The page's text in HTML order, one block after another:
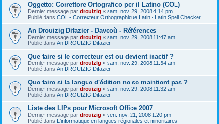
Oggetto: Correttore Ortografico per il Latino (COL)
Dernier message par drouizig « sam. nov. 29, 2008 4:14 pm
Publié dans COL - Correcteur Orthographique Latin - Latin Spell Checker
An Drouizig Difazier - Daveoù - Références
Dernier message par drouizig « sam. nov. 29, 2008 11:47 am
Publié dans An DROUIZIG Difazier
Que faire si le correcteur est ou devient inactif ?
Dernier message par drouizig « sam. nov. 29, 2008 11:34 am
Publié dans An DROUIZIG Difazier
Que faire si la langue d'édition ne se maintient pas ?
Dernier message par drouizig « sam. nov. 29, 2008 11:32 am
Publié dans An DROUIZIG Difazier
Liste des LIPs pour Microsoft Office 2007
Dernier message par drouizig « ven. nov. 21, 2008 1:20 pm
Publié dans L'informatique en langues régionales et minoritaires